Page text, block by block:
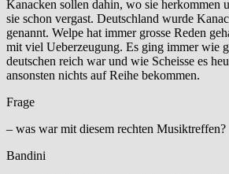
Kanacken sollen dahin, wo sie herkommen
sie schon vergast. Deutschland wurde
genannt. Welpe hat immer grosse Reden
mit viel Ueberzeugung. Es ging immer wie
deutschen reich war und wie Scheisse es
ansonsten nichts auf Reihe bekommen.
Frage
– was war mit diesem rechten Musiktreffen?
Bandini